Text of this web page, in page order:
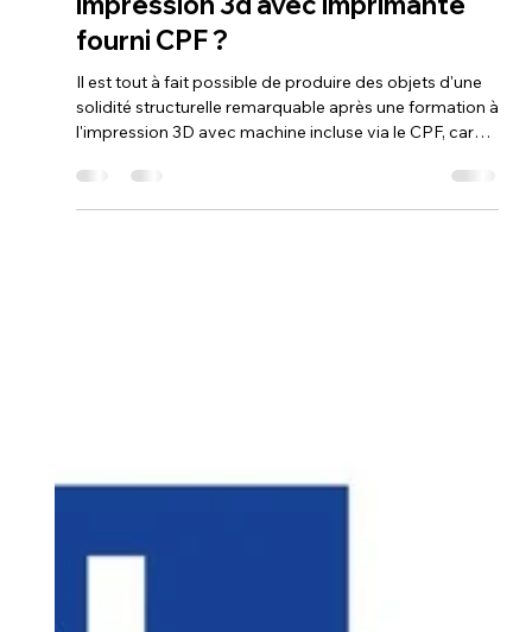
Peut-on imprimer des objets
solides après une formation
impression 3d avec imprimante
fourni CPF ?
Il est tout à fait possible de produire des objets d'une
l'impression 3D avec machine incluse via le CPF, car